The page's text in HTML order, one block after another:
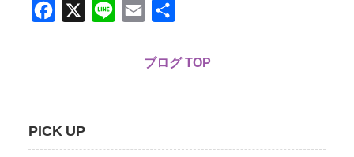
Facebook
X Line Email
ブログ TOP
PICK UP